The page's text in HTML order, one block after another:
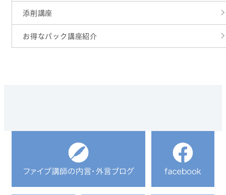
添削講座
お得なパック講座紹介